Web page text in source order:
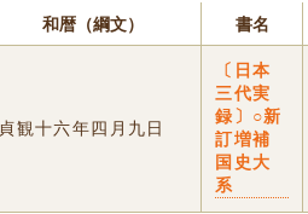
和暦（綱文） 書名
貞観十六年四月九日
〔日本
三代実
録〕○新
訂増補
国史大
系